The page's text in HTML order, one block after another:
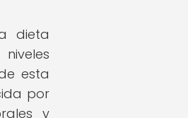
dieta
esta
por
y